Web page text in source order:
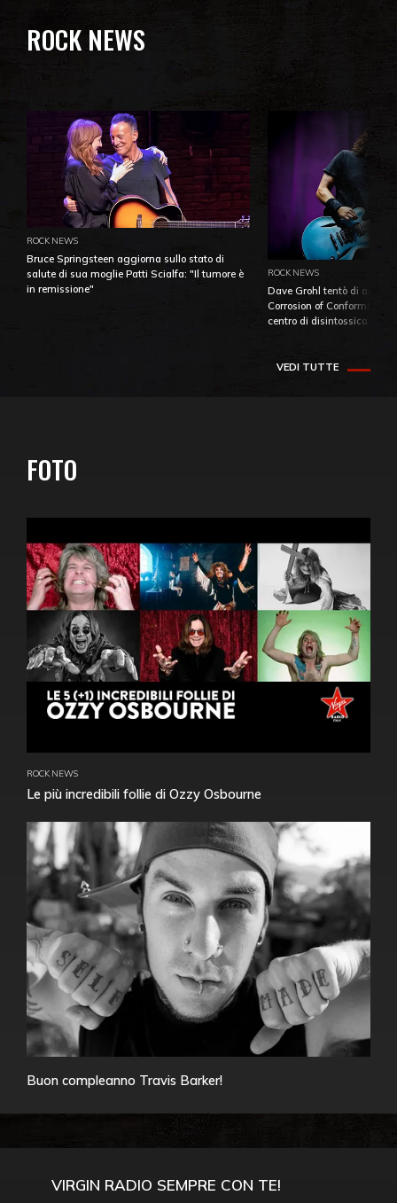
ROCK NEWS
ROCK NEWS
Bruce Springsteen aggiorna sullo stato di
salute di sua moglie Patti Scialfa: "Il tumore è
in remissione"
ROCK NEWS
Dave Grohl tentò di
Corrosion of Conformity
centro di
VEDI TUTTE
FOTO
ROCK NEWS
Le più incredibili follie di Ozzy Osbourne
Buon compleanno Travis Barker!
VIRGIN RADIO SEMPRE CON TE!